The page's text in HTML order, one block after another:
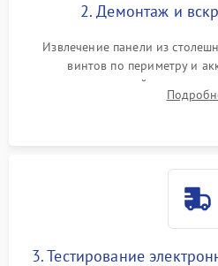
2. Демонтаж и
Извлечение панели из
винтов по периметру и
стеклокерамической
сенсорного блока для доступа
3. Тестирование